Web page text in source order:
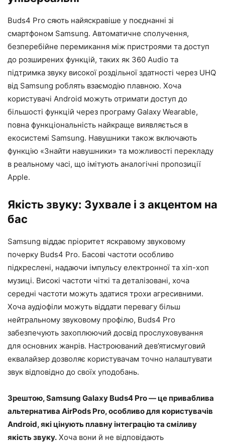
Buds4 Pro сяють найяскравіше у поєднанні зі
смартфоном Samsung. Автоматичне сполучення,
безперебійне перемикання між пристроями та доступ
до розширених функцій, таких як 360 Audio та
підтримка звуку високої роздільної здатності через UHQ
від Samsung роблять взаємодію плавною. Хоча
користувачі Android можуть отримати доступ до
більшості функцій через програму Galaxy Wearable,
повна функціональність найкраще виявляється в
екосистемі Samsung. Навушники також включають
функцію «Знайти навушники» та можливості перекладу
в реальному часі, що імітують аналогічні пропозиції
Apple.
Якість звуку: Зухвале і з акцентом на
бас
Samsung віддає пріоритет яскравому звуковому
почерку Buds4 Pro. Басові частоти особливо
підкреслені, надаючи імпульсу електронної та хіп-хоп
музиці. Високі частоти чіткі та деталізовані, хоча
середні частоти можуть здатися трохи агресивними.
Хоча аудіофіли можуть віддати перевагу більш
нейтральному звуковому профілю, Buds4 Pro
забезпечують захоплюючий досвід прослуховування
для основних жанрів. Настроюваний дев’ятисмуговий
еквалайзер дозволяє користувачам точно налаштувати
звук відповідно до своїх уподобань.
Зрештою, Samsung Galaxy Buds4 Pro — це приваблива
альтернатива AirPods Pro, особливо для користувачів
Android, які цінують плавну інтеграцію та сміливу
якість звуку. Хоча вони й не відповідають